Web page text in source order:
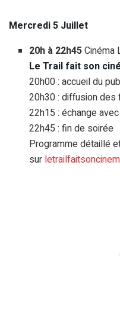
Mercredi 5 Juillet
20h à 22h45Cinéma
Le Trail fait son
20h00 : accueil du
20h30 : diffusion des
22h15 : échange
22h45 : fin de soirée
Programme détaillé
sur